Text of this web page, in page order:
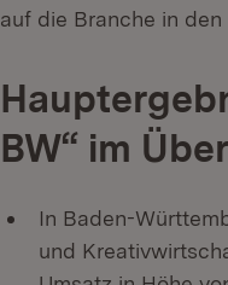
auf die Branche in
BW“ im
In Baden-
und